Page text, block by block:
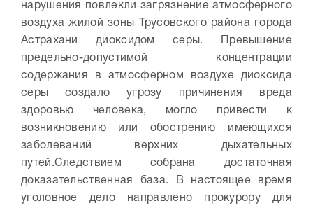
нарушения повлекли загрязнение атмосферного
воздуха жилой зоны Трусовского района города
Астрахани диоксидом серы. Превышение
предельно-допустимой концентрации
содержания в атмосферном воздухе диоксида
серы создало угрозу причинения вреда
здоровью человека, могло привести к
возникновению или обострению имеющихся
заболеваний верхних дыхательных
путей.Следствием собрана достаточная
доказательственная база. В настоящее время
уголовное дело направлено прокурору для